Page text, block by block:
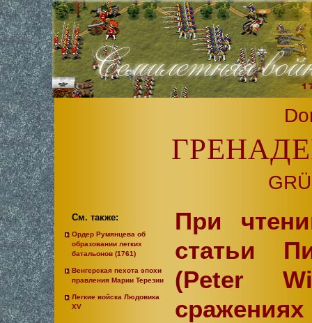
См. также:
Ордер Румянцева об
образовании легких
батальонов (1761)
Венгерская пехота эпохи
правления Марии Терезии
Легкие войска Людовика
XV
При
статьи
(Peter
сражениях